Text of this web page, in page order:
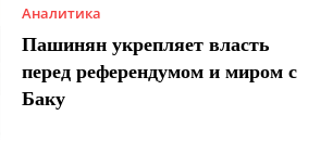
Аналитика
Пашинян укрепляет власть
перед референдумом и миром с
Баку